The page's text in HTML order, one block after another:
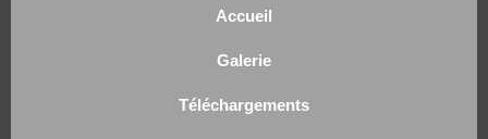
Accueil
Galerie
Téléchargements